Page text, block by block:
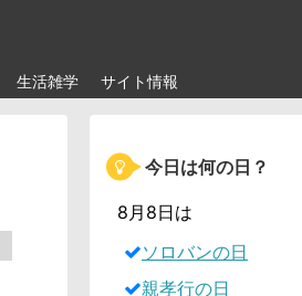
生活雑学 サイト情報
今日は何の日？
8月8日は
ソロバンの日
親孝行の日